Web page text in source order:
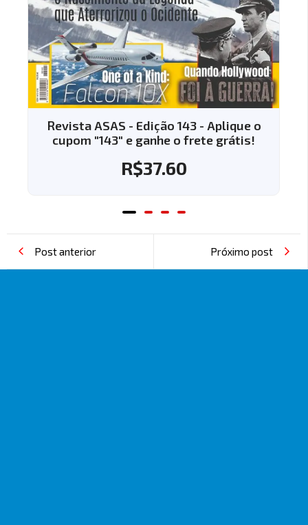
Revista ASAS - Edição 143 - Aplique o
cupom "143" e ganhe o frete grátis!
R$37.60
Post anterior Próximo post